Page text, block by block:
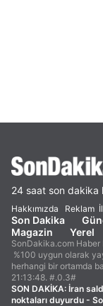
24 saat son dakika
Hakkımızda Reklam
Son Dakika
Magazin
Yerel
SonDakika.com Haber
%100 uygun olarak
herhangi bir ortamda
21:13:48. #.0.3#
SON DAKİKA: İran
noktaları duyurdu -